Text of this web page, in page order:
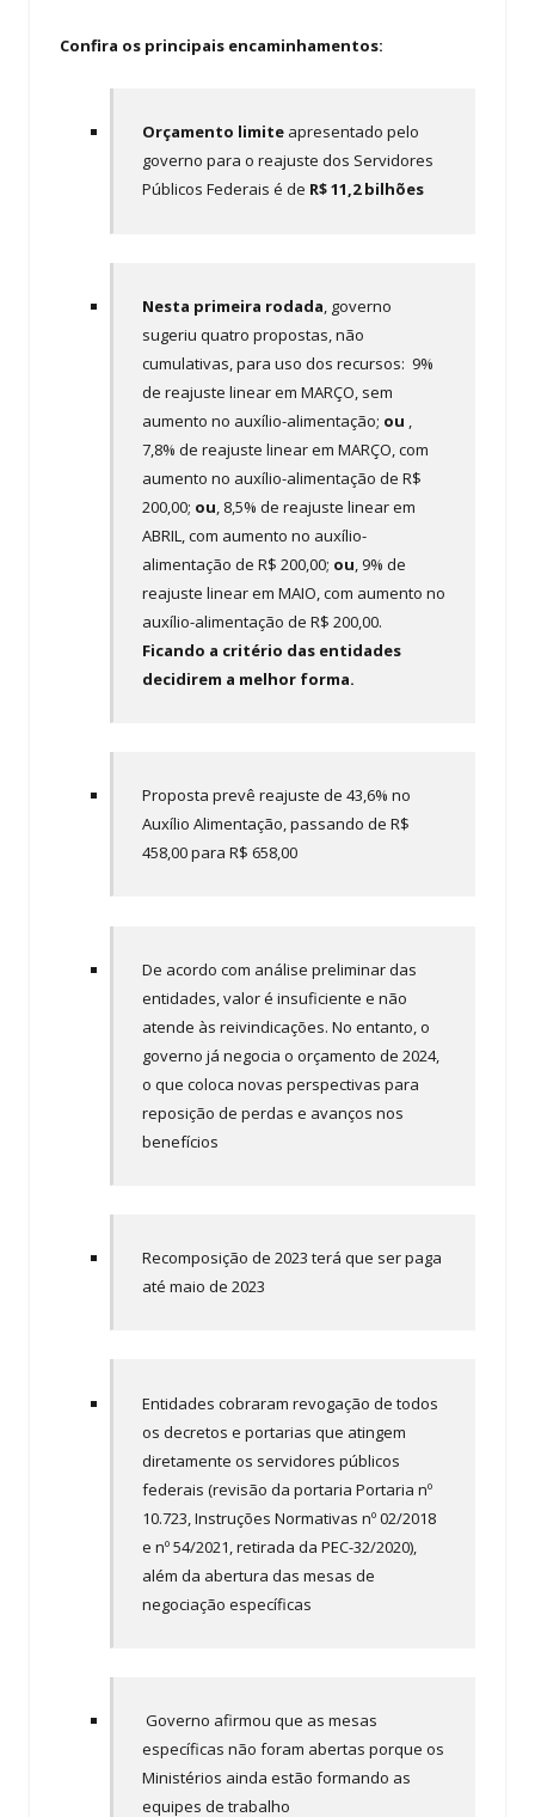
Confira os principais encaminhamentos:
Orçamento limite apresentado pelo
governo para o reajuste dos Servidores
Públicos Federais é de R$ 11,2 bilhões
Nesta primeira rodada, governo
sugeriu quatro propostas, não
cumulativas, para uso dos recursos: 9%
de reajuste linear em MARÇO, sem
aumento no auxílio-alimentação; ou ,
7,8% de reajuste linear em MARÇO, com
aumento no auxílio-alimentação de R$
200,00; ou, 8,5% de reajuste linear em
ABRIL, com aumento no auxílio-
alimentação de R$ 200,00; ou, 9% de
reajuste linear em MAIO, com aumento no
auxílio-alimentação de R$ 200,00.
Ficando a critério das entidades
decidirem a melhor forma.
Proposta prevê reajuste de 43,6% no
Auxílio Alimentação, passando de R$
458,00 para R$ 658,00
De acordo com análise preliminar das
entidades, valor é insuficiente e não
atende às reivindicações. No entanto, o
governo já negocia o orçamento de 2024,
o que coloca novas perspectivas para
reposição de perdas e avanços nos
benefícios
Recomposição de 2023 terá que ser paga
até maio de 2023
Entidades cobraram revogação de todos
os decretos e portarias que atingem
diretamente os servidores públicos
federais (revisão da portaria Portaria nº
10.723, Instruções Normativas nº 02/2018
e nº 54/2021, retirada da PEC-32/2020),
além da abertura das mesas de
negociação específicas
Governo afirmou que as mesas
específicas não foram abertas porque os
Ministérios ainda estão formando as
equipes de trabalho